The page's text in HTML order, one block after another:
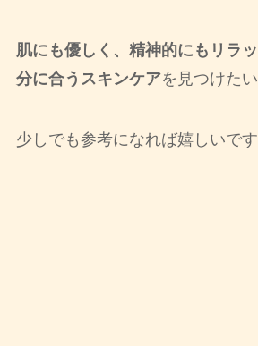
肌にも優しく、精神的にもリラ
分に合うスキンケアを見つけた
少しでも参考になれば嬉しいです